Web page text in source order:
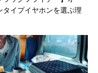
タイプイヤホンを選ぶ理